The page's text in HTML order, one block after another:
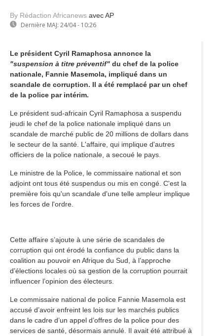
By Rédaction Africanews avec AP
Dernière MAJ: 24/04 - 10:26
Le président Cyril Ramaphosa annonce la
"suspension à titre préventif" du chef de la police
nationale, Fannie Masemola, impliqué dans un
scandale de corruption. Il a été remplacé par un chef
de la police par intérim.
Le président sud-africain Cyril Ramaphosa a suspendu
jeudi le chef de la police nationale impliqué dans un
scandale de marché public de 20 millions de dollars dans
le secteur de la santé. L'affaire, qui implique d'autres
officiers de la police nationale, a secoué le pays.
Le ministre de la Police, le commissaire national et son
adjoint ont tous été suspendus ou mis en congé. C'est la
première fois qu'un scandale d'une telle ampleur implique
les forces de l'ordre.
Cette affaire s’ajoute à une série de scandales de
corruption qui ont érodé la confiance du public dans la
coalition au pouvoir en Afrique du Sud, à l’approche
d’élections locales où sa gestion de la corruption pourrait
influencer l’opinion des électeurs.
Le commissaire national de police Fannie Masemola est
accusé d’avoir enfreint les lois sur les marchés publics
dans le cadre d’un appel d’offres de la police pour des
services de santé, désormais annulé. Il avait été attribué à